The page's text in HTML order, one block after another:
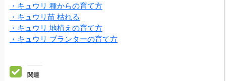
・キュウリ 種からの育て方
・キュウリ苗 枯れる
・キュウリ 地植えの育て方
・キュウリ プランターの育て方
関連